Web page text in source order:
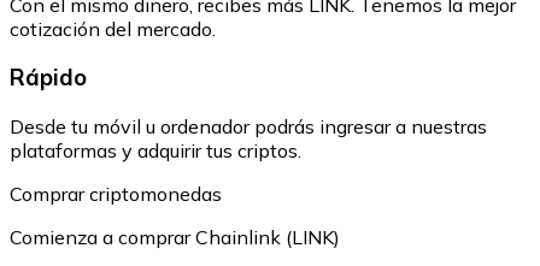
cotización del mercado.
Rápido
Desde tu móvil u ordenador podrás ingresar a nuestras
plataformas y adquirir tus criptos.
Comprar criptomonedas
Comienza a comprar Chainlink (LINK)